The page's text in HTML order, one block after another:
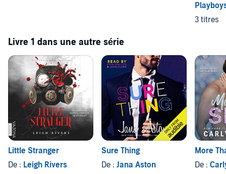
3 titres
Livre 1 dans une autre série
Little Stranger
De : Leigh Rivers
Sure Thing
De : Jana Aston
More
De :